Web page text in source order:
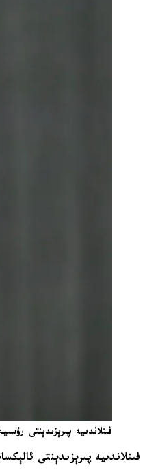
فىنلاندىيە پىرېزىدېنتى
فىنلاندىيە پىرېزىدېنتى